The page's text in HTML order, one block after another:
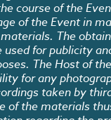
course of the
of the Event in
The
used for publicity
The Host of
for any
taken by
of the materials